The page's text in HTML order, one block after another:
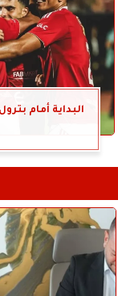
البداية أمام